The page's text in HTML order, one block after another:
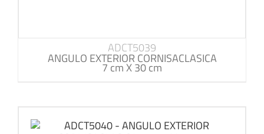
ADCT5039
ANGULO EXTERIOR CORNISACLASICA
7 cm X 30 cm